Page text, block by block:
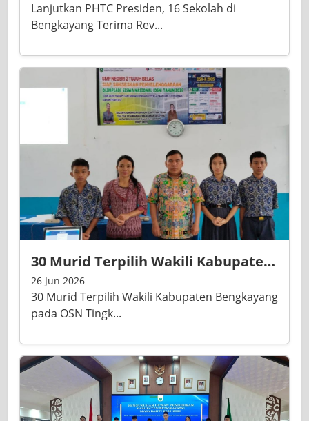
Lanjutkan PHTC Presiden, 16 Sekolah di
Bengkayang Terima Rev...
30 Murid Terpilih Wakili Kabupaten Bengkayang pada OSN Tingkat Provinsi Tahun 2026
26 Jun 2026
30 Murid Terpilih Wakili Kabupaten Bengkayang
pada OSN Tingk...